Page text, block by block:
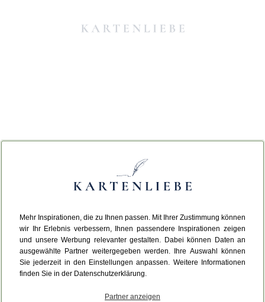
Mehr Inspirationen, die zu Ihnen passen. Mit Ihrer Zustimmung können
wir Ihr Erlebnis verbessern, Ihnen passendere Inspirationen zeigen
und unsere Werbung relevanter gestalten. Dabei können Daten an
ausgewählte Partner weitergegeben werden. Ihre Auswahl können
Sie jederzeit in den Einstellungen anpassen. Weitere Informationen
finden Sie in der Datenschutzerklärung.
Partner anzeigen
Da ist etwas schiefgelaufen.
Leider ist ein technischer Fehler aufgetreten.
Bitte laden Sie die Seite neu.